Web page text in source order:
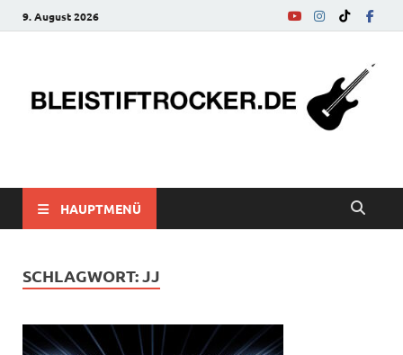
9. August 2026
bleistiftrocker.de
HAUPTMENÜ
SCHLAGWORT:JJ